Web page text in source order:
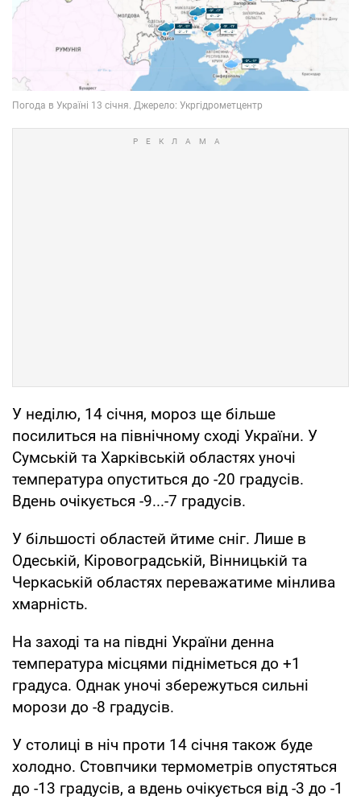
У неділю, 14 січня, мороз ще більше
посилиться на північному сході України. У
Сумській та Харківській областях уночі
температура опуститься до -20 градусів.
Вдень очікується -9...-7 градусів.
У більшості областей йтиме сніг. Лише в
Одеській, Кіровоградській, Вінницькій та
Черкаській областях переважатиме мінлива
хмарність.
На заході та на півдні України денна
температура місцями підніметься до +1
градуса. Однак уночі збережуться сильні
морози до -8 градусів.
У столиці в ніч проти 14 січня також буде
холодно. Стовпчики термометрів опустяться
до -13 градусів, а вдень очікується від -3 до -1